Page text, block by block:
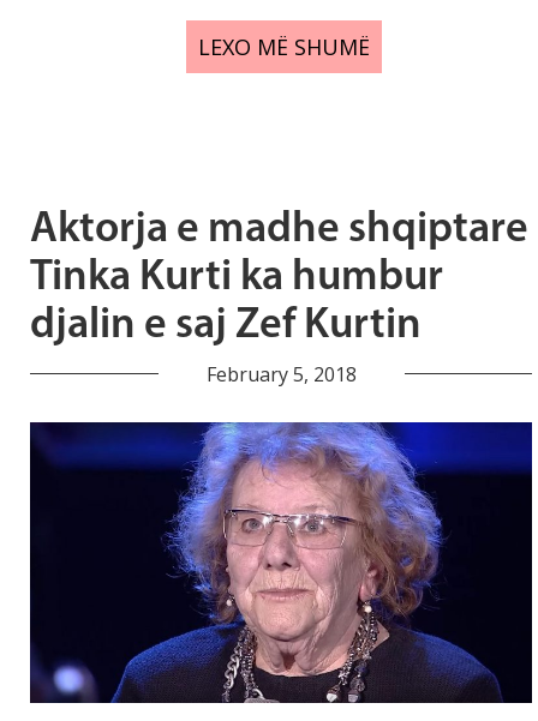
LEXO MË SHUMË
Aktorja e madhe shqiptare
Tinka Kurti ka humbur
djalin e saj Zef Kurtin
February 5, 2018